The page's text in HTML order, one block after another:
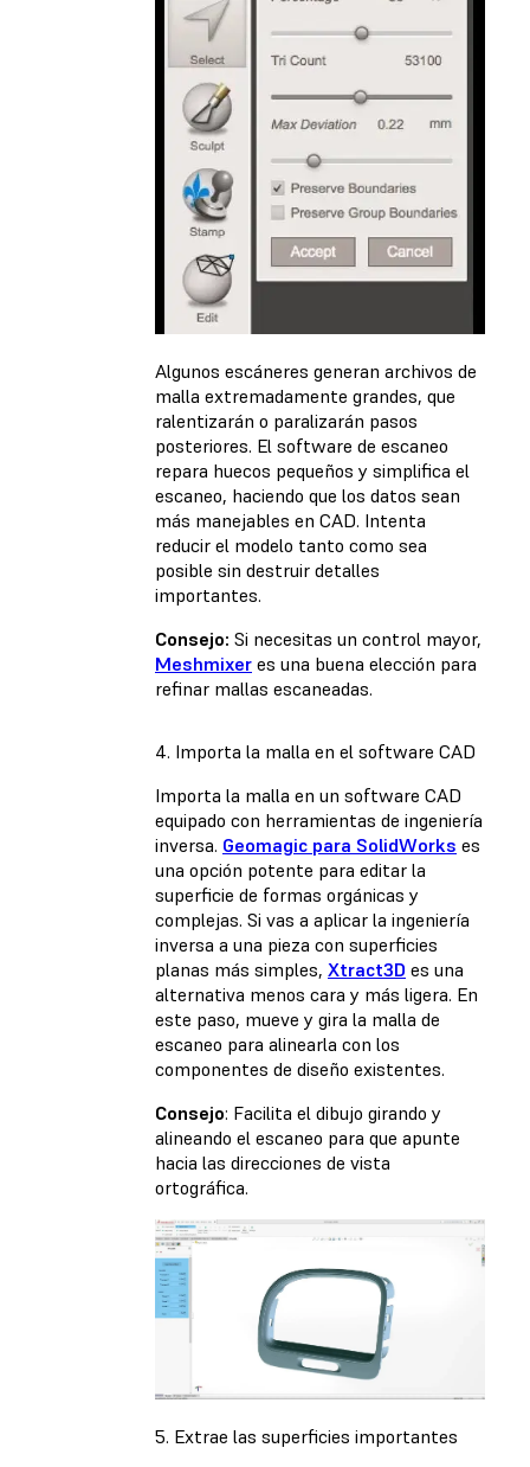
Algunos escáneres generan archivos de
malla extremadamente grandes, que
ralentizarán o paralizarán pasos
posteriores. El software de escaneo
repara huecos pequeños y simplifica el
escaneo, haciendo que los datos sean
más manejables en CAD. Intenta
reducir el modelo tanto como sea
posible sin destruir detalles
importantes.
Consejo: Si necesitas un control mayor,
Meshmixer es una buena elección para
refinar mallas escaneadas.
4. Importa la malla en el software CAD
Importa la malla en un software CAD
equipado con herramientas de ingeniería
inversa. Geomagic para SolidWorks es
una opción potente para editar la
superficie de formas orgánicas y
complejas. Si vas a aplicar la ingeniería
inversa a una pieza con superficies
planas más simples, Xtract3D es una
alternativa menos cara y más ligera. En
este paso, mueve y gira la malla de
escaneo para alinearla con los
componentes de diseño existentes.
Consejo: Facilita el dibujo girando y
alineando el escaneo para que apunte
hacia las direcciones de vista
ortográfica.
5. Extrae las superficies importantes